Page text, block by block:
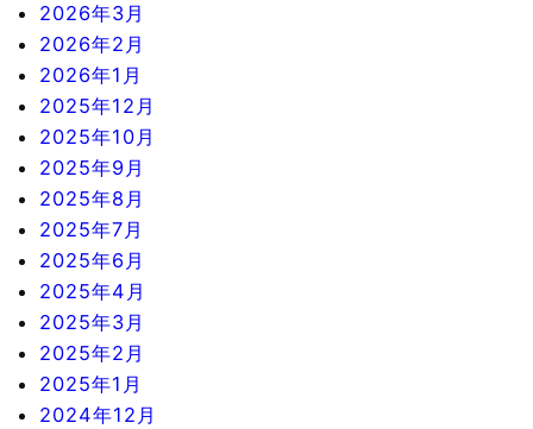
2026年3月
2026年2月
2026年1月
2025年12月
2025年10月
2025年9月
2025年8月
2025年7月
2025年6月
2025年4月
2025年3月
2025年2月
2025年1月
2024年12月